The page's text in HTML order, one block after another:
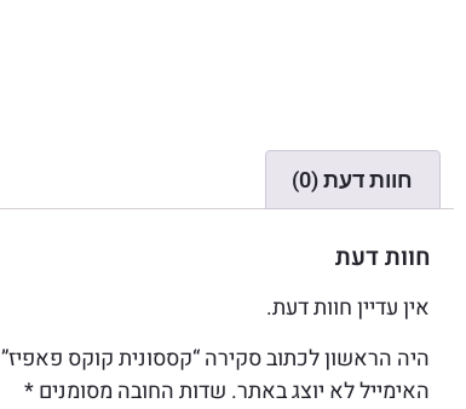
חוות דעת (0)
חוות דעת
אין עדיין חוות דעת.
היה הראשון לכתוב סקירה “קססונית קוקס פאפיז”
האימייל לא יוצג באתר. שדות החובה מסומנים*